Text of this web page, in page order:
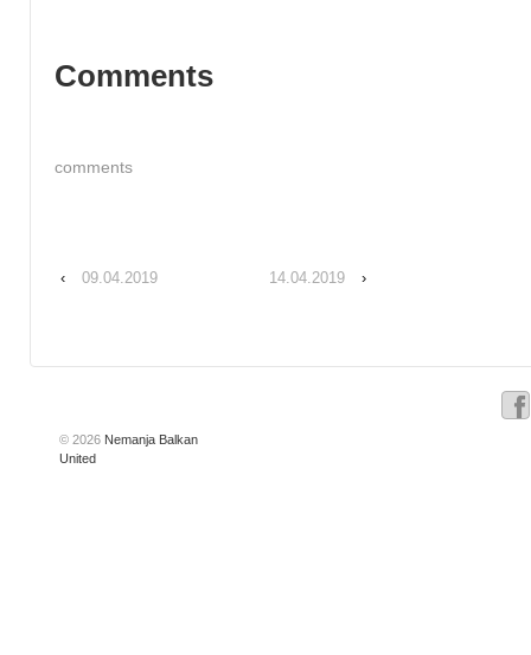
Comments
comments
‹ 09.04.2019 14.04.2019 ›
© 2026 Nemanja Balkan
United